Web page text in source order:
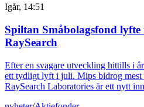
Igår, 14:51
Spiltan Småbolagsfond
RaySearch
Efter en svagare utveckling hittills i
ett tydligt lyft i juli. Mips bidrog mest
RaySearch Laboratories är ett nytt